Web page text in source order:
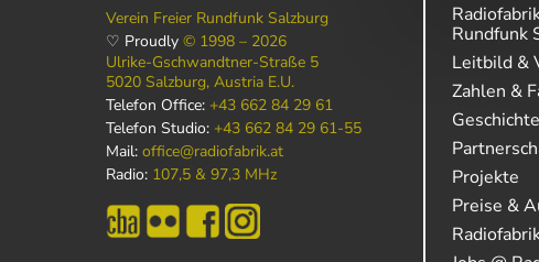
Verein Freier Rundfunk Salzburg
♡ Proudly © 1998 – 2026
Ulrike-Gschwandtner-Straße 5
5020 Salzburg, Austria E.U.
Telefon Office: +43 662 84 29 61
Telefon Studio: +43 662 84 29 61-55
Mail: office@radiofabrik.at
Radio: 107,5 & 97,3 MHz
Rundfunk
Leitbild &
Zahlen &
Projekte
Preise &